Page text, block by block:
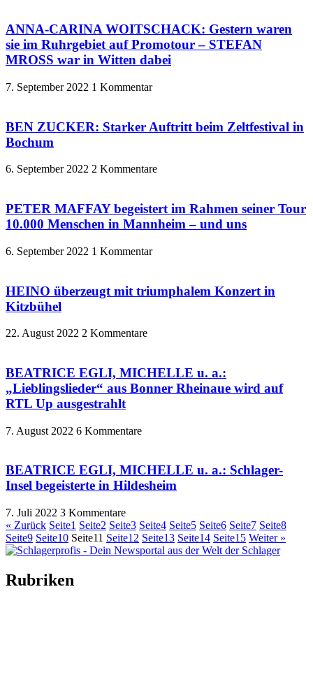
ANNA-CARINA WOITSCHACK: Gestern waren
sie im Ruhrgebiet auf Promotour – STEFAN
MROSS war in Witten dabei
7. September 2022 1 Kommentar
BEN ZUCKER: Starker Auftritt beim Zeltfestival in
Bochum
6. September 2022 2 Kommentare
PETER MAFFAY begeistert im Rahmen seiner Tour
10.000 Menschen in Mannheim – und uns
6. September 2022 1 Kommentar
HEINO überzeugt mit triumphalem Konzert in
Kitzbühel
22. August 2022 2 Kommentare
BEATRICE EGLI, MICHELLE u. a.:
„Lieblingslieder“ aus Bonner Rheinaue wird auf
RTL Up ausgestrahlt
7. August 2022 6 Kommentare
BEATRICE EGLI, MICHELLE u. a.: Schlager-
Insel begeisterte in Hildesheim
7. Juli 2022 3 Kommentare
« Zurück Seite1 Seite2 Seite3 Seite4 Seite5 Seite6 Seite7 Seite8
Seite9 Seite10 Seite11 Seite12 Seite13 Seite14 Seite15 Weiter »
Rubriken